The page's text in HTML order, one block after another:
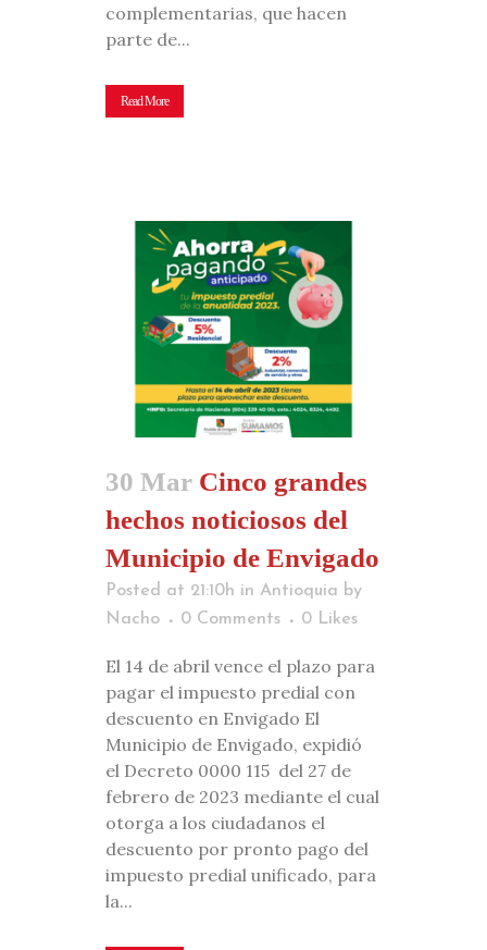
complementarias, que hacen
parte de...
Read More
30 Mar Cinco grandes
hechos noticiosos del
Municipio de Envigado
Posted at 21:10h in Antioquia by
Nacho
0 Comments 0 Likes
El 14 de abril vence el plazo para
pagar el impuesto predial con
descuento en Envigado El
Municipio de Envigado, expidió
el Decreto 0000 115 del 27 de
febrero de 2023 mediante el cual
otorga a los ciudadanos el
descuento por pronto pago del
impuesto predial unificado, para
la...